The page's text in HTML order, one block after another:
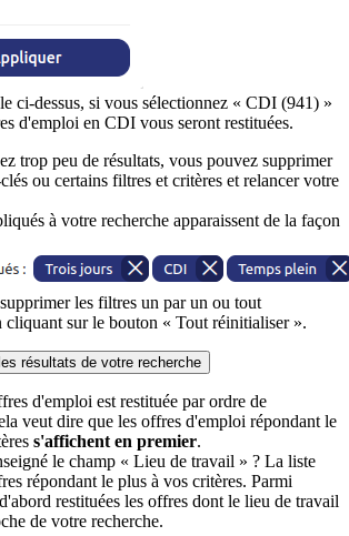
ci-dessus, si vous sélectionnez « CDI (941) »
d'emploi en CDI vous seront restituées.
trop peu de résultats, vous pouvez supprimer
ou certains filtres et critères et relancer votre
à votre recherche apparaissent de la façon
les filtres un par un ou tout
cliquant sur le bouton « Tout réinitialiser ».
résultats de votre recherche
d'emploi est restituée par ordre de
veut dire que les offres d'emploi répondant le
s'affichent en premier.
le champ « Lieu de travail » ? La liste
répondant le plus à vos critères. Parmi
restituées les offres dont le lieu de travail
de votre recherche.